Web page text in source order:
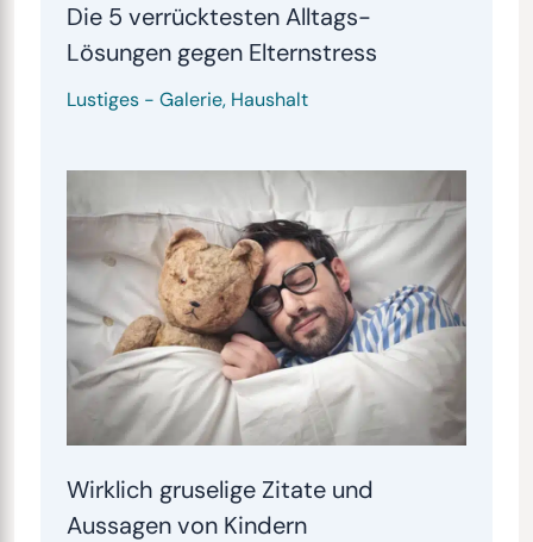
Die 5 verrücktesten Alltags-
Lösungen gegen Elternstress
Lustiges- Galerie, Haushalt
Wirklich gruselige Zitate und
Aussagen von Kindern